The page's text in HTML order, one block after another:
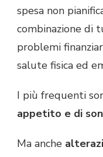
spesa non
combinazione di
problemi
salute fisica ed
I più frequenti
appetito e di
Ma anche